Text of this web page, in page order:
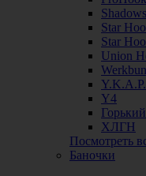
Shadows
Star
Star
Union
Y.K.A.P.
Y4
Горький
ХЛГН
Посмотреть
Баночки